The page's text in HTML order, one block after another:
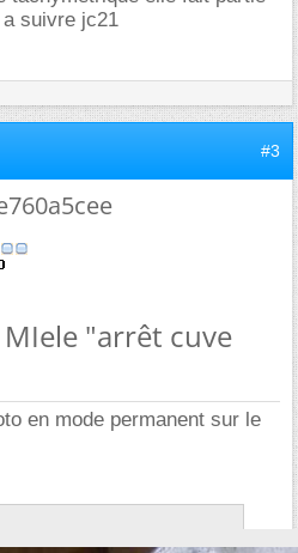
suivre jc21
#3
MIele "arrêt cuve
en mode permanent sur le